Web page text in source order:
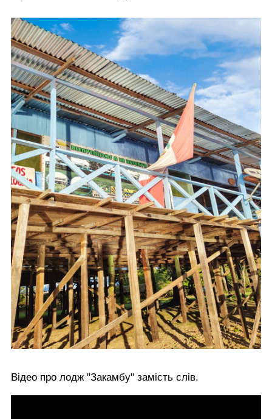
Відео про лодж "Закамбу" замість слів.